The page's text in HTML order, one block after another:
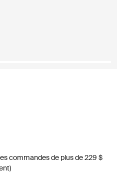
commandes de plus de 229 $